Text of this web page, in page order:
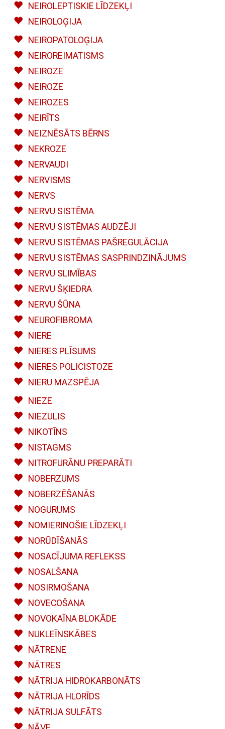
NEIROLEPTISKIE LĪDZEKĻI
NEIROLOĢIJA
NEIROPATOLOĢIJA
NEIROREIMATISMS
NEIROZE
NEIROZE
NEIROZES
NEIRĪTS
NEIZNĒSĀTS BĒRNS
NEKROZE
NERVAUDI
NERVISMS
NERVS
NERVU SISTĒMA
NERVU SISTĒMAS AUDZĒJI
NERVU SISTĒMAS PAŠREGULĀCIJA
NERVU SISTĒMAS SASPRINDZINĀJUMS
NERVU SLIMĪBAS
NERVU ŠĶIEDRA
NERVU ŠŪNA
NEUROFIBROMA
NIERE
NIERES PLĪSUMS
NIERES POLICISTOZE
NIERU MAZSPĒJA
NIEZE
NIEZULIS
NIKOTĪNS
NISTAGMS
NITROFURĀNU PREPARĀTI
NOBERZUMS
NOBERZĒŠANĀS
NOGURUMS
NOMIERINOŠIE LĪDZEKĻI
NORŪDĪŠANĀS
NOSACĪJUMA REFLEKSS
NOSALŠANA
NOSIRMOŠANA
NOVECOŠANA
NOVOKAĪNA BLOKĀDE
NUKLEĪNSKĀBES
NĀTRENE
NĀTRES
NĀTRIJA HIDROKARBONĀTS
NĀTRIJA HLORĪDS
NĀTRIJA SULFĀTS